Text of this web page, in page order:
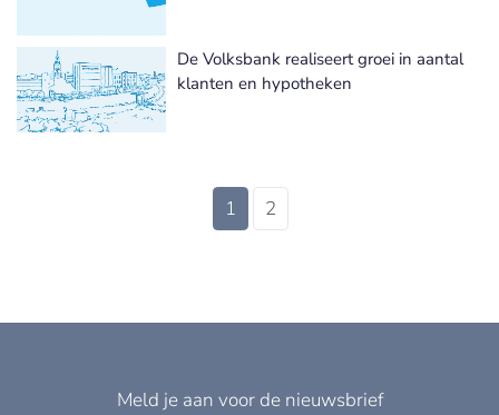
De Volksbank realiseert groei in aantal
klanten en hypotheken
1 2
Meld je aan voor de nieuwsbrief